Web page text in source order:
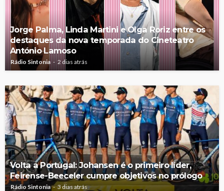
Jorge Palma, Linda Martini e Olga Roriz entre os
destaques da nova temporada do Cineteatro
António Lamoso
Rádio Sintonia 2 dias atrás
Volta a Portugal: Johansen é o primeiro líder,
Feirense-Beeceler cumpre objetivos no prólogo
Rádio Sintonia 3 dias atrás